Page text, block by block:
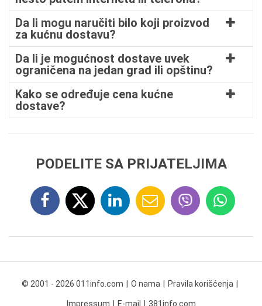
Da li mogu naručiti bilo koji proizvod
za kućnu dostavu?
Da li je mogućnost dostave uvek
ograničena na jedan grad ili opštinu?
Kako se određuje cena kućne
dostave?
PODELITE SA PRIJATELJIMA
© 2001 - 2026 011info.com O nama Pravila korišćenja
Impressum E-mail 381info.com